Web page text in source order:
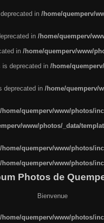
in /home/quemperv/
in /home/quemperv/
in /home/quemperv/www/
is deprecated in /home/
deprecated in /home/quemperv/
/home/quemperv/www/photos/
www/photos/_data/
/home/quemperv/www/photos/
/home/quemperv/www/photos/
Photos de
Bienvenue
/home/quemperv/www/photos/